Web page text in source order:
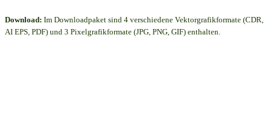
Download: Im Downloadpaket sind 4 verschiedene Vektorgrafikformate (CDR,
AI EPS, PDF) und 3 Pixelgrafikformate (JPG, PNG, GIF) enthalten.